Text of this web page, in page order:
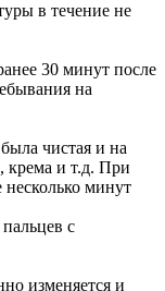
в течение не
30 минут после
на
чистая и на
крема и т.д. При
минут
с
изменяется и